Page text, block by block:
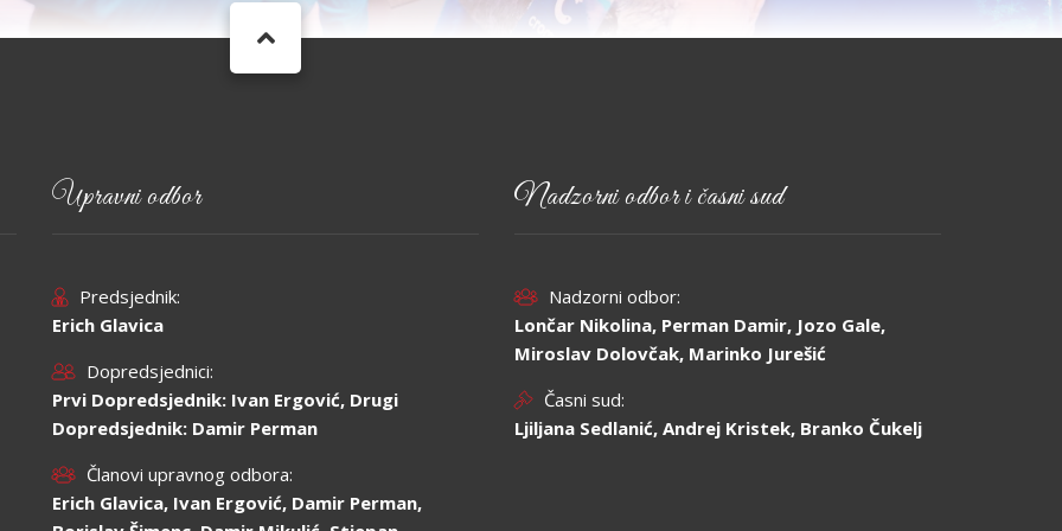
Upravni odbor
Predsjednik:
Erich Glavica
Dopredsjednici:
Prvi Dopredsjednik: Ivan Ergović, Drugi
Dopredsjednik: Damir Perman
Članovi upravnog odbora:
Erich Glavica, Ivan Ergović, Damir Perman,
Nadzorni odbor i časni sud
Nadzorni odbor:
Lončar Nikolina, Perman Damir, Jozo Gale,
Miroslav Dolovčak, Marinko Jurešić
Časni sud:
Ljiljana Sedlanić, Andrej Kristek, Branko Čukelj